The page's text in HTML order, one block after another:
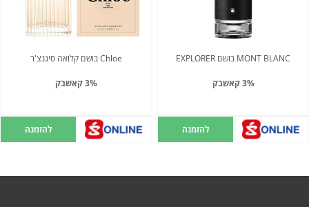
MONT BLANC בושם EXPLORER
3% קאשבק
להזמנה
Chloe בושם קלואה סיגנצ'ר
3% קאשבק
להזמנה